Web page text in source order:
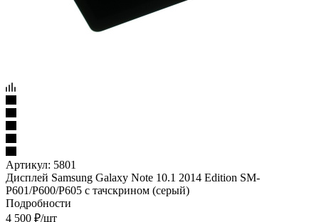
Артикул:
Дисплей Samsung Galaxy Note 10.1 2014 Edition SM-
P601/P600/P605 с тачскрином (серый)
Подробности
4 500
/шт
Варианты цен
4 500₽/шт
Подробности
в наличии